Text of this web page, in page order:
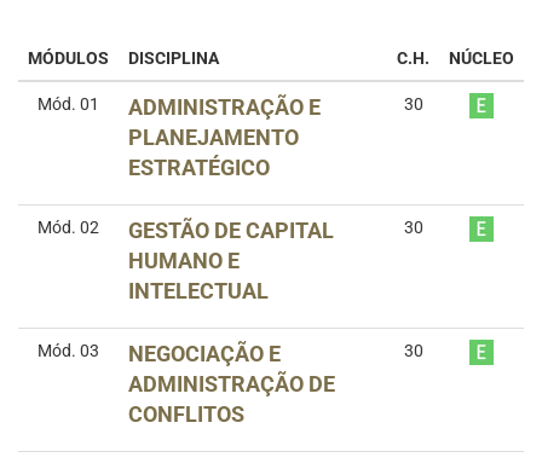
MÓDULOS DISCIPLINA C.H. NÚCLEO
Mód. 01
ADMINISTRAÇÃO E
PLANEJAMENTO
ESTRATÉGICO
30
Mód. 02
GESTÃO DE CAPITAL
HUMANO E
INTELECTUAL
30
Mód. 03
NEGOCIAÇÃO E
ADMINISTRAÇÃO DE
CONFLITOS
30